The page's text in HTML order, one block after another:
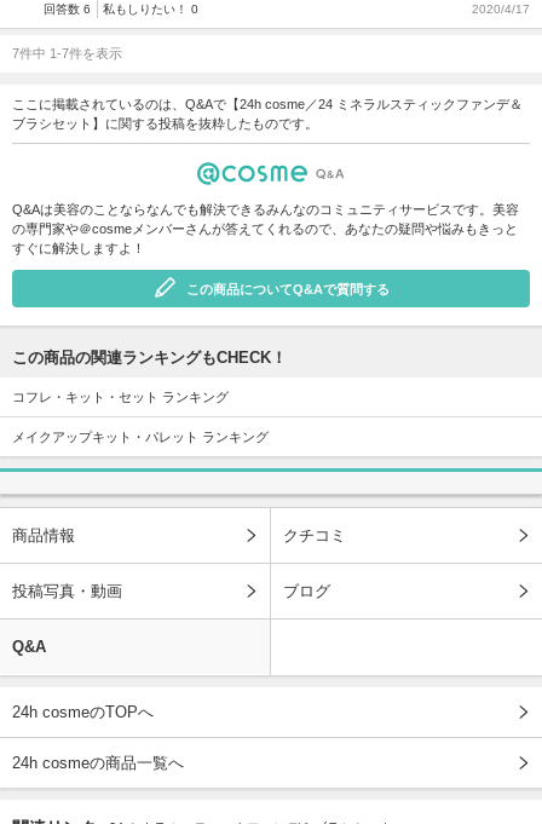
回答数 6 私もしりたい！ 0 2020/4/17
7件中 1-7件を表示
ここに掲載されているのは、Q&Aで【24h cosme／24 ミネラルスティックファンデ＆
ブラシセット】に関する投稿を抜粋したものです。
Q&Aは美容のことならなんでも解決できるみんなのコミュニティサービスです。美容
の専門家や＠cosmeメンバーさんが答えてくれるので、あなたの疑問や悩みもきっと
すぐに解決しますよ！
この商品についてQ&Aで質問する
この商品の関連ランキングもCHECK！
コフレ・キット・セット ランキング
メイクアップキット・パレット ランキング
商品情報 クチコミ
投稿写真・動画 ブログ
Q&A
24h cosmeのTOPへ
24h cosmeの商品一覧へ